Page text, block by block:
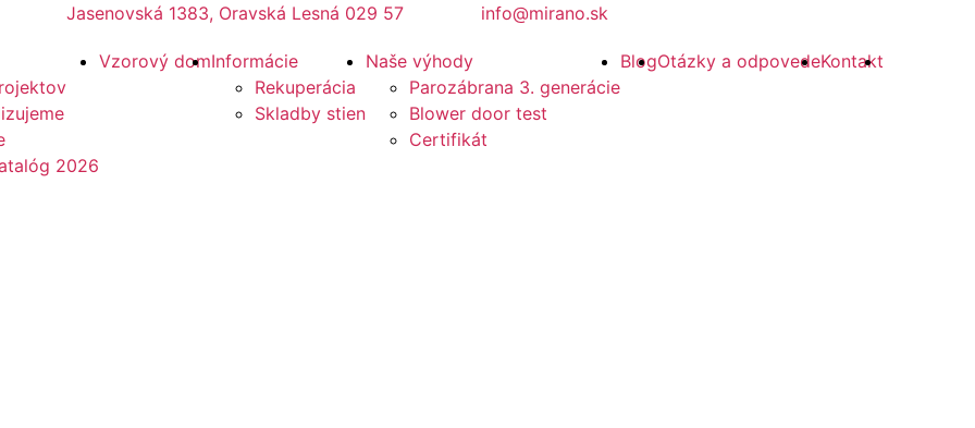
Jasenovská 1383, Oravská Lesná 029 57 info@mirano.sk
2026
Vzorový domInformácie
Rekuperácia
Skladby stien
Naše výhody
Parozábrana 3. generácie
Blower door test
Certifikát
BlogOtázky a odpovedeKontakt